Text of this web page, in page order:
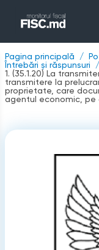
Pagina principală
Întrebări și răspunsuri
1. (35.1.20) La
transmitere la
proprietate, care
agentul economic,